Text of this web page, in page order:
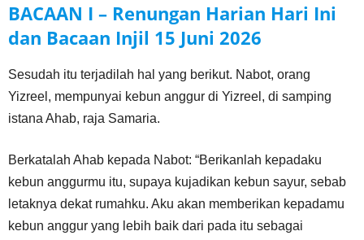
BACAAN I – Renungan Harian Hari Ini
dan Bacaan Injil 15 Juni 2026
Sesudah itu terjadilah hal yang berikut. Nabot, orang
Yizreel, mempunyai kebun anggur di Yizreel, di samping
istana Ahab, raja Samaria.
Berkatalah Ahab kepada Nabot: “Berikanlah kepadaku
kebun anggurmu itu, supaya kujadikan kebun sayur, sebab
letaknya dekat rumahku. Aku akan memberikan kepadamu
kebun anggur yang lebih baik dari pada itu sebagai